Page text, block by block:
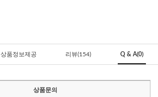
상품정보제공 리뷰(154) Q & A(0)
상품문의